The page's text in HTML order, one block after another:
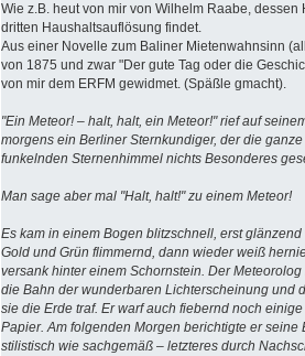
Wie z.B. heut von mir von Wilhelm Raabe,
dritten Haushaltsauflösung findet.
Aus einer Novelle zum Baliner Mietenwahnsinn
von 1875 und zwar "Der gute Tag oder die
von mir dem ERFM gewidmet. (Späßle gmacht).
"Ein Meteor! – halt, halt, ein Meteor!" rief auf
morgens ein Berliner Sternkundiger, der die
funkelnden Sternenhimmel nichts Besonderes
Man sage aber mal "Halt, halt!" zu einem Meteor!
Es kam in einem Bogen blitzschnell, erst
Gold und Grün flimmernd, dann wieder weiß
versank hinter einem Schornstein. Der
die Bahn der wunderbaren Lichterscheinung und
sie die Erde traf. Er warf auch fiebernd noch
Papier. Am folgenden Morgen berichtigte er seine
stilistisch wie sachgemäß – letzteres durch